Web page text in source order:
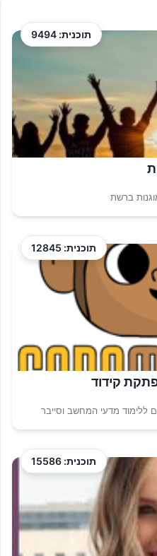
תוכנית: 9494
ברשת
תוכנית: 12845
קידוד
ללימוד מדעי המחשב וסייבר
תוכנית: 15586